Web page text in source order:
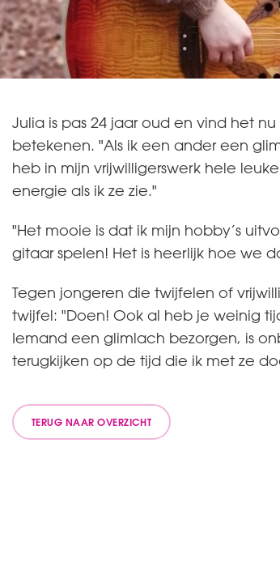
Julia is pas 24 jaar oud en vind het
betekenen. "Als ik een ander een
heb in mijn vrijwilligerswerk hele
energie als ik ze zie."
"Het mooie is dat ik mijn hobby’s
gitaar spelen! Het is heerlijk hoe we
Tegen jongeren die twijfelen of
twijfel: "Doen! Ook al heb je weinig
Iemand een glimlach bezorgen, is
terugkijken op de tijd die ik met ze
TERUG NAAR OVERZICHT